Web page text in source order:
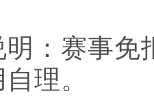
明：赛事
理。